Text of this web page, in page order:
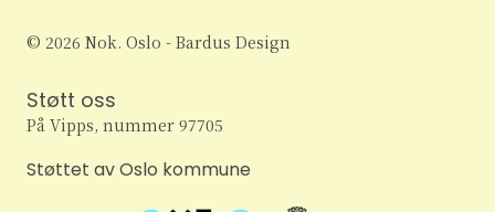
© 2026 Nok. Oslo - Bardus Design
Støtt oss
På Vipps, nummer 97705
Støttet av Oslo kommune